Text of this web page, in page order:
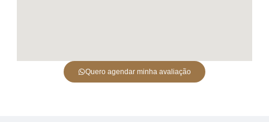
Quero agendar minha avaliação